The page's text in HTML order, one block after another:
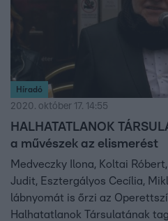
Híradó
2020. október 17. 14:55
HALHATATLANOK
a művészek az elismerést
Medveczky Ilona, Koltai
Judit, Esztergályos Cecília,
lábnyomát is őrzi az
Halhatatlanok Társulatának